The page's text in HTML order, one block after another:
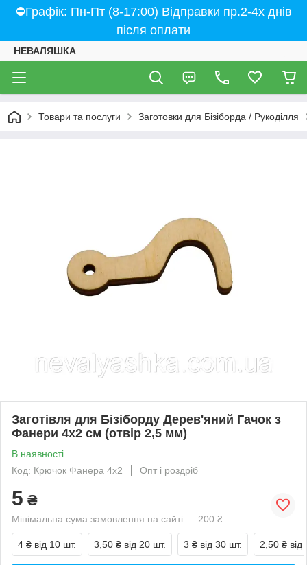
⛔Графік: Пн-Пт (8-17:00) Відправки пр.2-4х днів
після оплати
НЕВАЛЯШКА
Товари та послуги Заготовки для Бізіборда / Рукоділля
Заготівля для Бізіборду Дерев'яний Гачок з
Фанери 4х2 см (отвір 2,5 мм)
В наявності
Код: Крючок Фанера 4х2
Опт і роздріб
5 ₴
Мінімальна сума замовлення на сайті — 200 ₴
4 ₴ від 10 шт. 3,50 ₴ від 20 шт. 3 ₴ від 30 шт. 2,50 ₴ від